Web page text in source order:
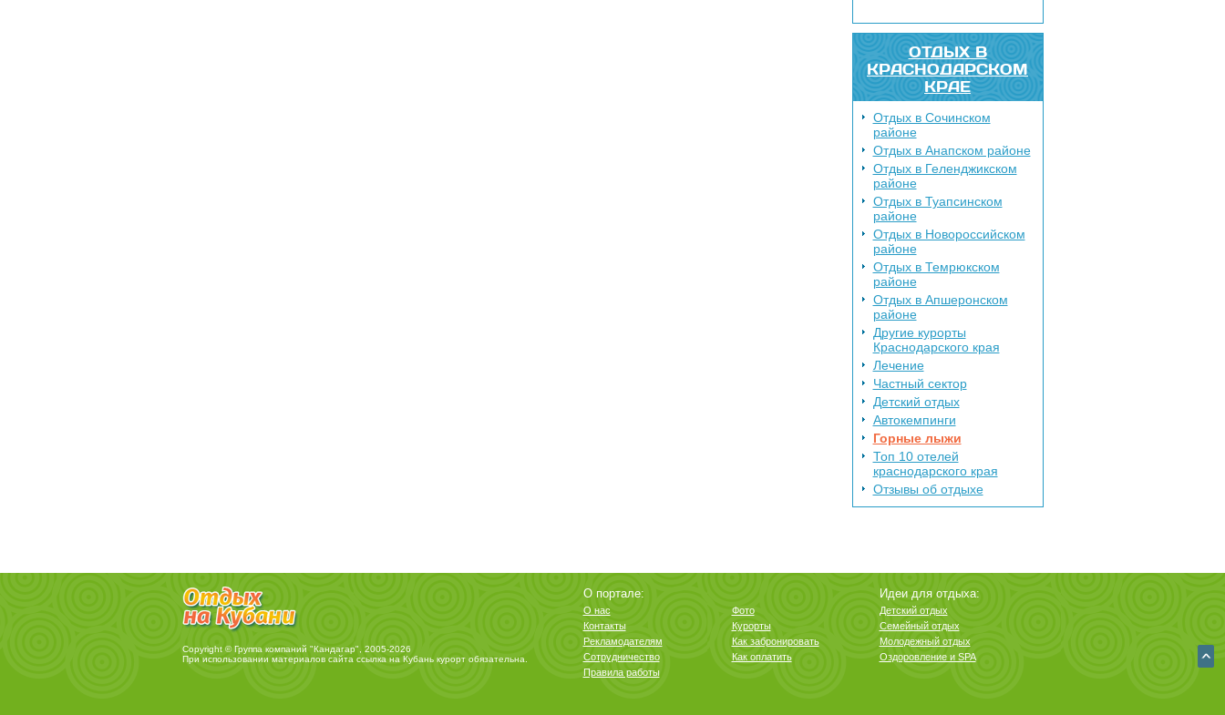
ОТДЫХ В
КРАСНОДАРСКОМ
КРАЕ
Отдых в Сочинском
районе
Отдых в Анапском районе
Отдых в Геленджикском
районе
Отдых в Туапсинском
районе
Отдых в Новороссийском
районе
Отдых в Темрюкском
районе
Отдых в Апшеронском
районе
Другие курорты
Краснодарского края
Лечение
Частный сектор
Детский отдых
Автокемпинги
Горные лыжи
Топ 10 отелей
краснодарского края
Отзывы об отдыхе
Copyright © Группа компаний "Кандагар", 2005-2026
При использовании материалов сайта ссылка на Кубань курортобязательна.
О портале:
О нас
Фото
Контакты
Курорты
Рекламодателям
Как забронировать
Сотрудничество
Как оплатить
Правила работы
Идеи для отдыха:
Детский отдых
Семейный отдых
Молодежный отдых
Оздоровление и SPA